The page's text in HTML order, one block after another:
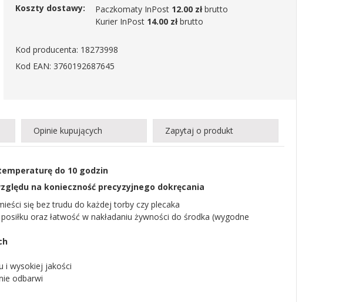
Koszty dostawy:
Paczkomaty InPost 12.00 złbrutto
Kurier InPost 14.00 złbrutto
Kod producenta: 18273998
Kod EAN: 3760192687645
Opinie kupujących Zapytaj o produkt
do 10 godzin
na konieczność precyzyjnego dokręcania
się bez trudu do każdej torby czy plecaka
oraz łatwość w nakładaniu żywności do środka (wygodne
i wysokiej jakości
odbarwi